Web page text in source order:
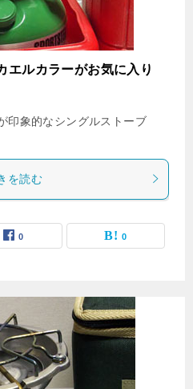
ルカラーがお気に入り
印象的なシングルストーブ
を読む
0 0